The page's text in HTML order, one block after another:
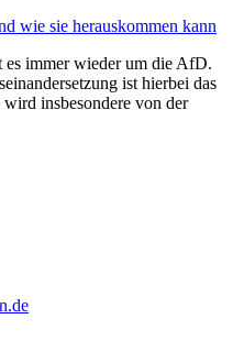
wie sie herauskommen kann
immer wieder um die AfD.
ist hierbei das
insbesondere von der